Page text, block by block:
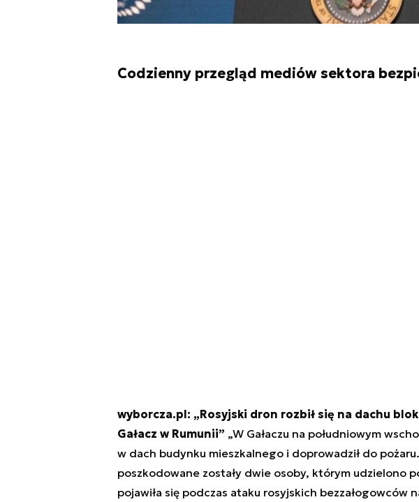
Codzienny przegląd mediów sektora
wyborcza.pl: „Rosyjski dron rozbił się na dachu
Gałacz w Rumunii” „W Gałaczu na południowym
w dach budynku mieszkalnego i doprowadził do pożaru.
poszkodowane zostały dwie osoby, którym udzielono
pojawiła się podczas ataku rosyjskich bezzałogowców